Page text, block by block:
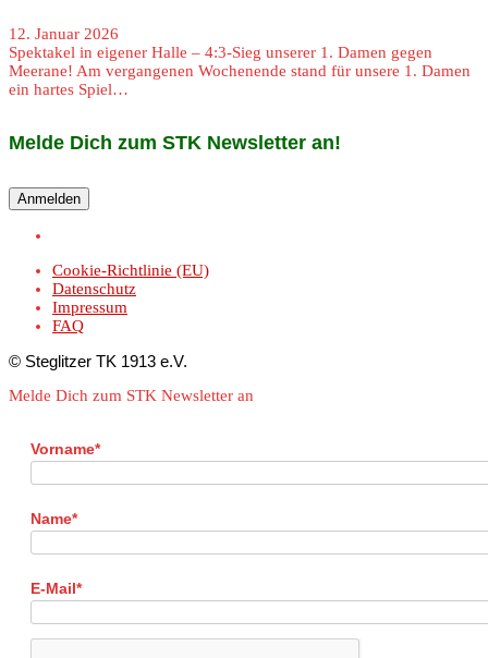
12. Januar 2026
Spektakel in eigener Halle – 4:3-Sieg unserer 1. Damen gegen
Meerane! Am vergangenen Wochenende stand für unsere 1. Damen
ein hartes Spiel…
Melde Dich zum STK Newsletter an!
Anmelden
Cookie-Richtlinie (EU)
Datenschutz
Impressum
FAQ
© Steglitzer TK 1913 e.V.
Melde Dich zum STK Newsletter an
Vorname*
Name*
E-Mail*